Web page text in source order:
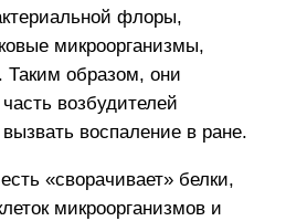
флоры,
микроорганизмы,
образом, они
возбудителей
воспаление в ране.
«сворачивает» белки,
микроорганизмов и